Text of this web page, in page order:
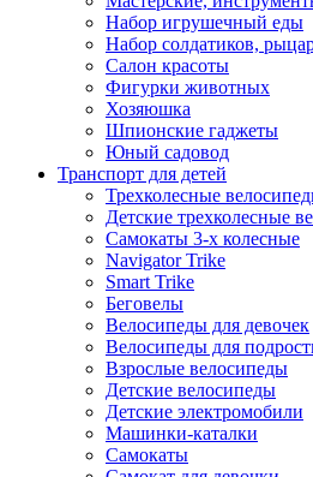
Набор игрушечный еды
Набор солдатиков,
Салон красоты
Фигурки животных
Хозяюшка
Шпионские гаджеты
Юный садовод
Транспорт для детей
Трехколесные
Детские трехколесные
Самокаты 3-х колесные
Navigator Trike
Smart Trike
Беговелы
Велосипеды для девочек
Велосипеды для
Взрослые велосипеды
Детские велосипеды
Детские электромобили
Машинки-каталки
Самокаты